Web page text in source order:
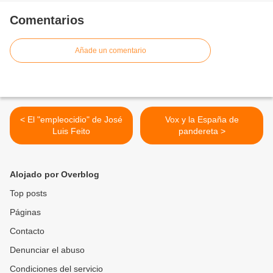
Comentarios
Añade un comentario
< El "empleocidio" de José
Luis Feito
Vox y la España de
pandereta >
Alojado por Overblog
Top posts
Páginas
Contacto
Denunciar el abuso
Condiciones del servicio